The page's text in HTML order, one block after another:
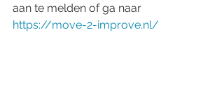
aan te melden of ga naar
https://move-2-improve.nl/